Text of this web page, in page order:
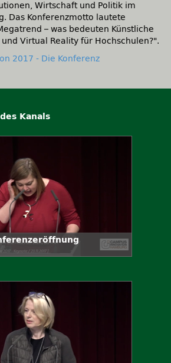
Wirtschaft und Politik im
Das Konferenzmotto lautete
– was bedeuten Künstliche
Virtual Reality für Hochschulen? .
2017 - Die Konferenz
Kanals